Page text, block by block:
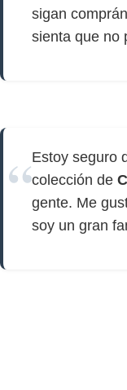
sigan
sienta que no
Estoy seguro
colección de
gente. Me
soy un gran